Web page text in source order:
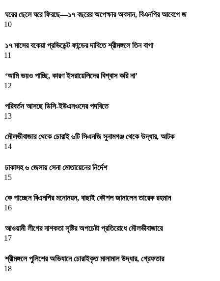
ঘরের ছেলে ঘরে ফিরছে—১৭ বছরের অপেক্ষার অবসান, বিএনপির আবেগে জ
10
১৭ মাসের বকেয়া প্রভিডেন্ট ফান্ডের দাবিতে শ্রীমঙ্গলে তিন বাগা
11
‘আমি ভয়ও পাচ্ছি, কারণ ইসরায়েলিদের বিশ্বাস করি না’
12
পরিবর্তন আসছে ডিসি-ইউএনওদের পদবিতে
13
মৌলভীবাজার থেকে চোরাই ৬টি সিএনজি সুনামগঞ্জ থেকে উদ্ধার, আটক
14
ঢাকাসহ ৬ জেলায় সেনা মোতায়েনের নির্দেশ
15
কে পাচ্ছেন বিএনপির মনোনয়ন, বাছাই কৌশল জানালেন তারেক রহমান
16
আওয়ামী লীগের নাশকতা সৃষ্টির অপচেষ্টা প্রতিরোধে মৌলভীবাজারে
17
শ্রীমঙ্গলে পুলিশের অভিযানে চোরাইকৃত মালামাল উদ্ধার, গ্রেফতার
18